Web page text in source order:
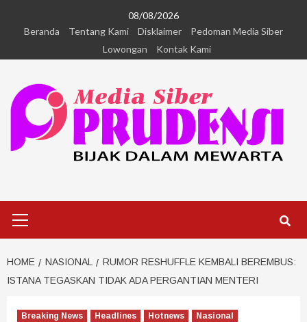
08/08/2026
Beranda
Tentang Kami Disklaimer
Pedoman Media Siber
Lowongan
Kontak Kami
HOME NASIONAL
RUMOR RESHUFFLE KEMBALI BEREMBUS:
ISTANA TEGASKAN TIDAK ADA PERGANTIAN MENTERI
Breaking News Headlines Hotnews Nasional